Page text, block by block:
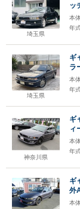
埼玉県
ッ
本
年
埼玉県
ギ
ラ
本
年
神奈川県
ギ
ィ
イ
レ
本
年
ギ
外
本